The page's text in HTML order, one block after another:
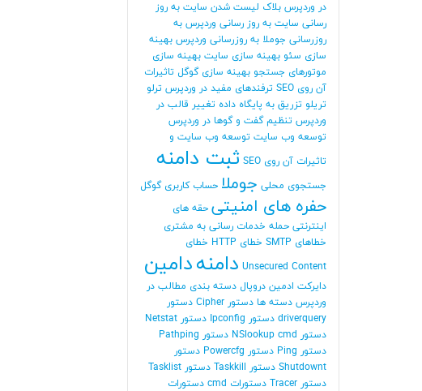
در وردپرس بلاک لیست شدن سایت به روز
رسانی سایت به روز رسانی وردپرس به
روزرسانی جوملا به روزرسانی وردپرس بهینه
سازی سئو بهینه سازی سایت بهینه سازی
موتورهای جستجو بهینه سازی گوگل تاثیرات
آن روی SEO
ترفندهای مفید در وردپرس ترلو
تریلو تزریق به پایگاه داده تغییر قالب در
وردپرس تنظیم گفت و گوها در وردپرس
توسعه وب سایت توسعه وب سایت و
تاثیرات آن روی SEO
ثبت دامنه
جستجوی محلی جوملا حساب کاربری گوگل
حفره های امنیتی حقه های
اینترنتی حمله خدمات رسانی به مشتری
خطاهای SMTP
خطای HTTP
خطای
Unsecured Content دامنهدامین
دایرکت ادمین دروپال دسته بندی مطالب در
وردپرس دسته ها دستور Cipher
دستور
driverquery دستور Ipconfig
دستور Netstat
دستور NSlookup cmd
دستور Pathping
دستور Ping
دستور Powercfg
دستور
Shutdownt دستور Taskkill
دستور Tasklist
دستور Tracer
دستورات cmd دستورات